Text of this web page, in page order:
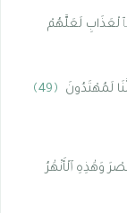
لَعَلَّهُمْ
لَمُهْتَدُونَ ﴿49﴾
وَهَٰذِهِ ٱلْأَنْهَٰرُ